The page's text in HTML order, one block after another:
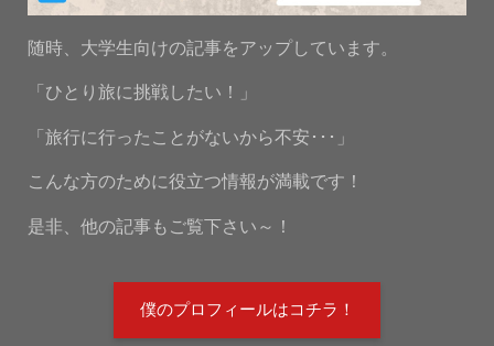
随時、大学生向けの記事をアップしています。
「ひとり旅に挑戦したい！」
「旅行に行ったことがないから不安･･･」
こんな方のために役立つ情報が満載です！
是非、他の記事もご覧下さい～！
僕のプロフィールはコチラ！